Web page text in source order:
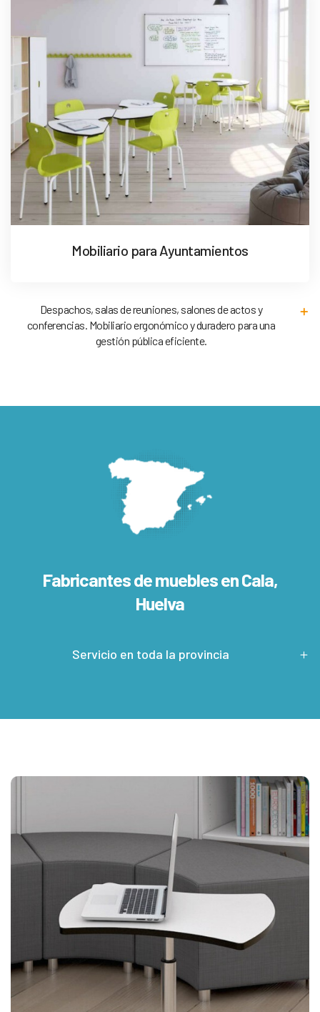
Mobiliario para Ayuntamientos
Despachos, salas de reuniones, salones de actos y
conferencias. Mobiliario ergonómico y duradero para una
gestión pública eficiente.
Fabricantes de muebles enCala,
Huelva
Servicio en toda la provincia